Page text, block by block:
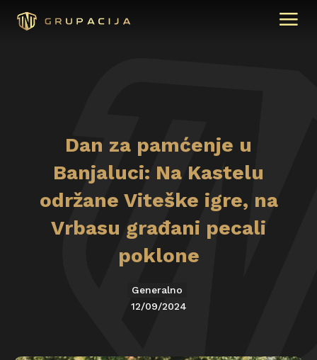
Dan za pamćenje u
Banjaluci: Na Kastelu
održane Viteške igre, na
Vrbasu građani pecali
poklone
Generalno
12/09/2024